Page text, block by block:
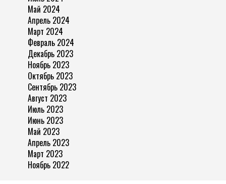
Май 2024
Апрель 2024
Март 2024
Февраль 2024
Декабрь 2023
Ноябрь 2023
Октябрь 2023
Сентябрь 2023
Август 2023
Июль 2023
Июнь 2023
Май 2023
Апрель 2023
Март 2023
Ноябрь 2022